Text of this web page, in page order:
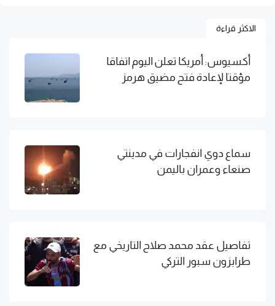
الاكثر قراءة
أكسيوس: أمريكا تعلن اليوم اتفاقا
مؤقتا لإعادة فتح مضيق هرمز
سماع دوي انفجارات في مدينتي
صنعاء وعمران باليمن
تفاصيل عقد محمد صلاح التاريخي مع
طرابزون سبور التركي